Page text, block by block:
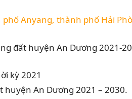
Anyang, thành phố Hải
đất huyện An Dương 2021-
huyện An Dương 2021 – 2030.